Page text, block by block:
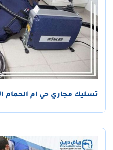
تسليك مجاري حي ام الحمام